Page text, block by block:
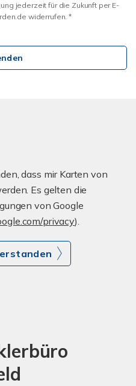
jederzeit für die Zukunft per E-
widerrufen. *
dass mir Karten von
Es gelten die
von Google
privacy).